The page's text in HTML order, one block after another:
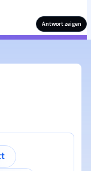
Antwort zeigen